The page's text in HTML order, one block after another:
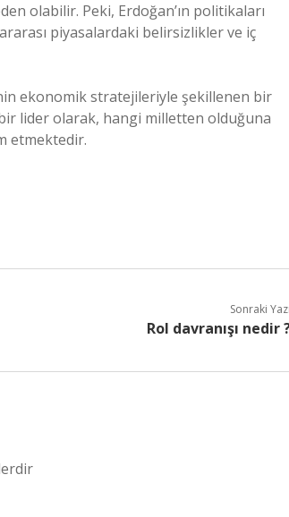
olabilir. Peki, Erdoğan’ın politikaları
piyasalardaki belirsizlikler ve iç
ekonomik stratejileriyle şekillenen bir
lider olarak, hangi milletten olduğuna
etmektedir.
Sonraki
Rol davranışı nedir